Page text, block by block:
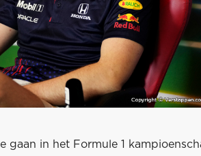
gaan in het Formule 1